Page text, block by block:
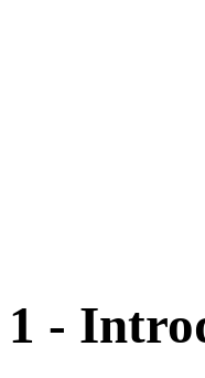
1 -